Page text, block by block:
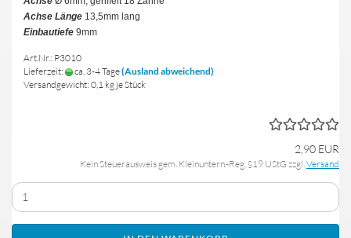
Achse Länge 13,5mm lang
Einbautiefe 9mm
Art.Nr.: P3010
Lieferzeit:
ca. 3-4 Tage(Ausland abweichend)
Versandgewicht: 0,1 kg je Stück
2,90 EUR
Kein Steuerausweis gem. Kleinuntern.-Reg. §19 UStG zzgl. Versand